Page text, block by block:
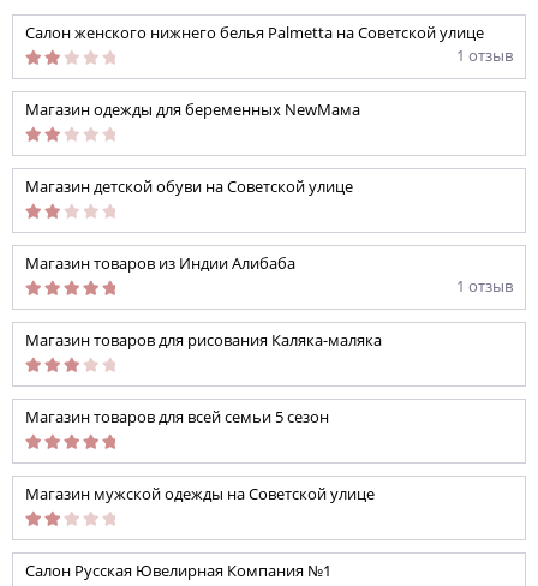
Салон женского нижнего белья Palmetta на Советской улице
1 отзыв
Магазин одежды для беременных NewМама
Магазин детской обуви на Советской улице
Магазин товаров из Индии Алибаба
1 отзыв
Магазин товаров для рисования Каляка-маляка
Магазин товаров для всей семьи 5 сезон
Магазин мужской одежды на Советской улице
Салон Русская Ювелирная Компания №1